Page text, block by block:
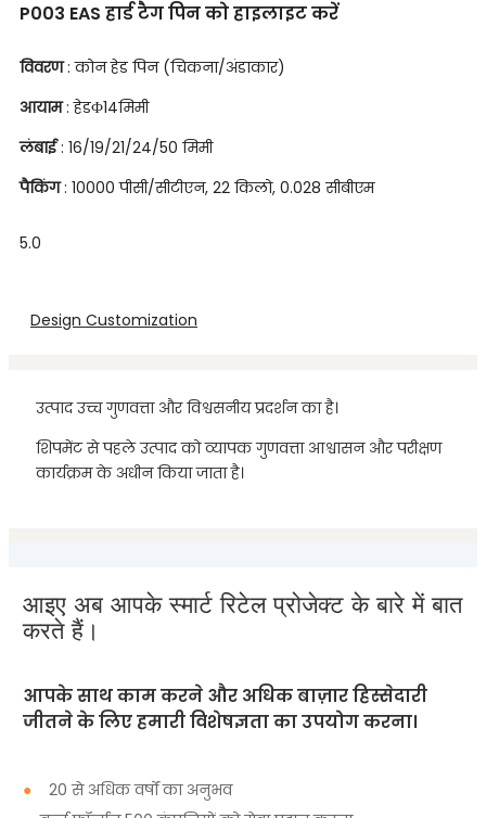
P003 EAS हार्ड टैग पिन को हाइलाइट करें
विवरण: कोन हेड पिन (चिकना/अंडाकार)
आयाम: हेडФ14मिमी
लंबाई: 16/19/21/24/50 मिमी
पैकिंग: 10000 पीसी/सीटीएन, 22 किलो, 0.028 सीबीएम
5.0
Design Customization
उत्पाद उच्च गुणवत्ता और विश्वसनीय प्रदर्शन का है।
शिपमेंट से पहले उत्पाद को व्यापक गुणवत्ता आश्वासन और परीक्षण
कार्यक्रम के अधीन किया जाता है।
आइए अब आपके स्मार्ट रिटेल प्रोजेक्ट के बारे में बात
करते हैं।
आपके साथ काम करने और अधिक बाज़ार हिस्सेदारी
जीतने के लिए हमारी विशेषज्ञता का उपयोग करना।
●
20 से अधिक वर्षों का अनुभव